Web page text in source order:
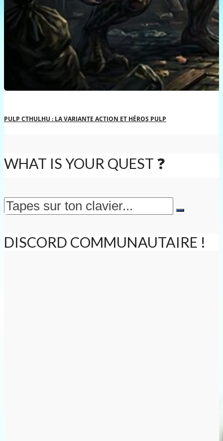
PULP CTHULHU : LA VARIANTE ACTION ET HÉROS PULP
WHAT IS YOUR QUEST ❓
DISCORD COMMUNAUTAIRE !